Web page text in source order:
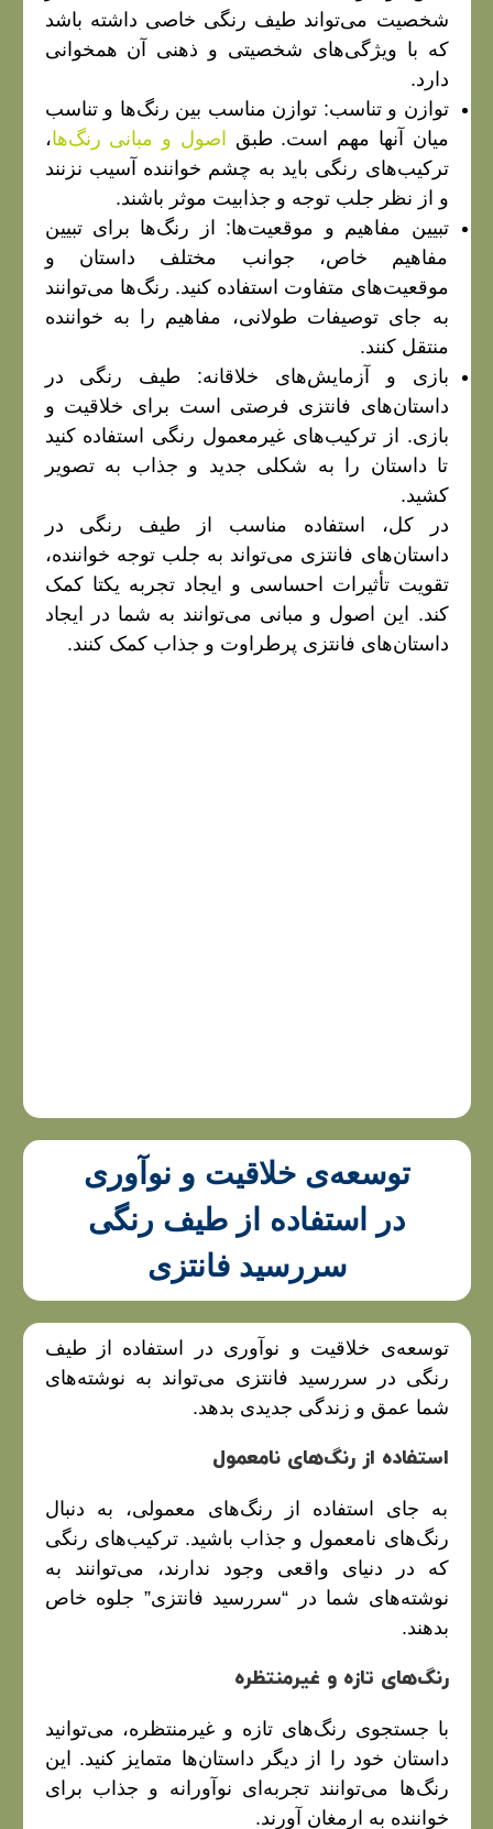
شخصیت می‌تواند طیف رنگی خاصی داشته باشد
که با ویژگی‌های شخصیتی و ذهنی آن همخوانی
دارد.
توازن و تناسب: توازن مناسب بین رنگ‌ها و تناسب
میان آنها مهم است. طبق
اصول و مبانی رنگ‌ها،
ترکیب‌های رنگی باید به چشم خواننده آسیب نزنند
و از نظر جلب توجه و جذابیت موثر باشند.
تبیین مفاهیم و موقعیت‌ها: از رنگ‌ها برای تبیین
مفاهیم خاص، جوانب مختلف داستان و
موقعیت‌های متفاوت استفاده کنید. رنگ‌ها می‌توانند
به جای توصیفات طولانی، مفاهیم را به خواننده
منتقل کنند.
بازی و آزمایش‌های خلاقانه: طیف رنگی در
داستان‌های فانتزی فرصتی است برای خلاقیت و
بازی. از ترکیب‌های غیرمعمول رنگی استفاده کنید
تا داستان را به شکلی جدید و جذاب به تصویر
کشید.
در کل، استفاده مناسب از طیف رنگی در
داستان‌های فانتزی می‌تواند به جلب توجه خواننده،
تقویت تأثیرات احساسی و ایجاد تجربه یکتا کمک
کند. این اصول و مبانی می‌توانند به شما در ایجاد
داستان‌های فانتزی پرطراوت و جذاب کمک کنند.
توسعه‌ی خلاقیت و نوآوری
در استفاده از طیف رنگی
سررسید فانتزی
توسعه‌ی خلاقیت و نوآوری در استفاده از طیف
رنگی در سررسید فانتزی می‌تواند به نوشته‌های
شما عمق و زندگی جدیدی بدهد.
استفاده از رنگ‌های نامعمول
به جای استفاده از رنگ‌های معمولی، به دنبال
رنگ‌های نامعمول و جذاب باشید. ترکیب‌های رنگی
که در دنیای واقعی وجود ندارند، می‌توانند به
نوشته‌های شما در “سررسید فانتزی” جلوه خاص
بدهند.
رنگ‌های تازه و غیرمنتظره
با جستجوی رنگ‌های تازه و غیرمنتظره، می‌توانید
داستان خود را از دیگر داستان‌ها متمایز کنید. این
رنگ‌ها می‌توانند تجربه‌ای نوآورانه و جذاب برای
خواننده به ارمغان آورند.